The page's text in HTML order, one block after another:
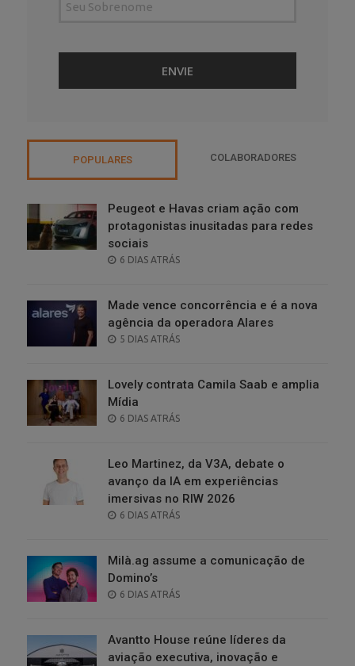
POPULARES COLABORADORES
Peugeot e Havas criam ação com
protagonistas inusitadas para redes
sociais
POSTED
6 DIAS ATRÁS
Made vence concorrência e é a nova
agência da operadora Alares
POSTED
5 DIAS ATRÁS
Lovely contrata Camila Saab e amplia
Mídia
POSTED
6 DIAS ATRÁS
Leo Martinez, da V3A, debate o
avanço da IA em experiências
imersivas no RIW 2026
POSTED
6 DIAS ATRÁS
Milà.ag assume a comunicação de
Domino’s
POSTED
6 DIAS ATRÁS
Avantto House reúne líderes da
aviação executiva, inovação e